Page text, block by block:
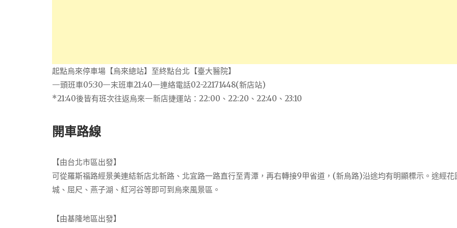
起點烏來停車場【烏來總站】至終點台北【臺大醫院】
—頭班車05:30—末班車21:40—連絡電話02-22171448(新店站)
*21:40後皆有班次往返烏來—新店捷運站：22:00、22:20、22:40、23:10
開車路線
【由台北市區出發】
可從羅斯福路經景美連結新店北新路、北宜路一路直行至青潭，再右轉接9甲省道，(新烏路)沿途均有明顯標示。途經花
城、屈尺、燕子湖、紅河谷等即可到烏來風景區。
【由基隆地區出發】